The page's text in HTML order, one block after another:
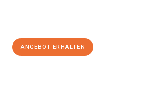
ANGEBOT ERHALTEN